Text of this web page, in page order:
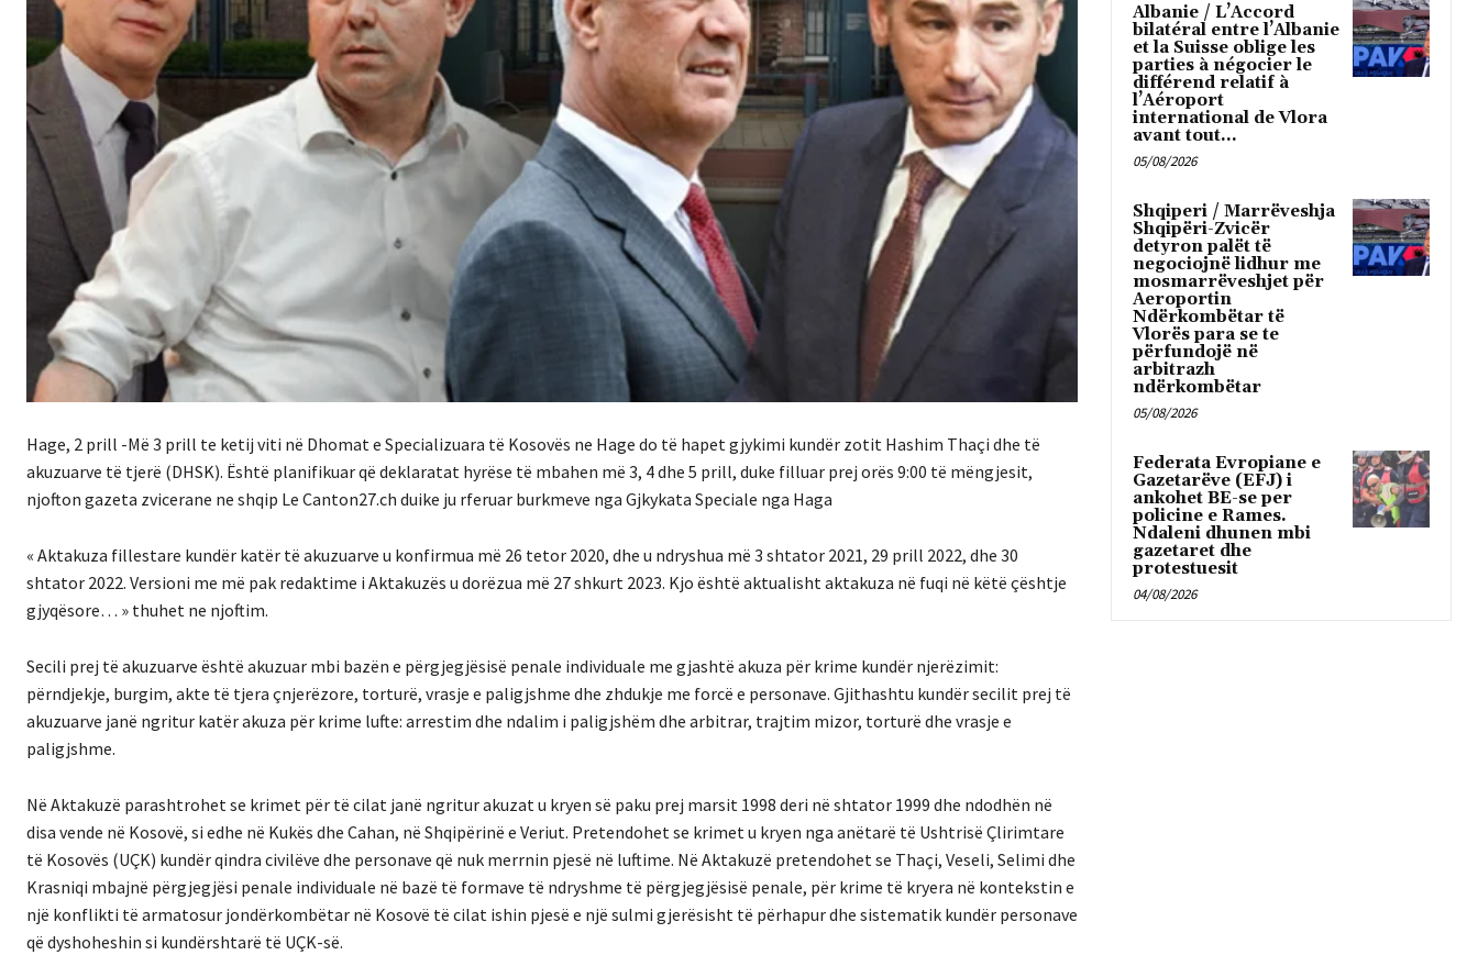
Hage, 2 prill -Më 3 prill te ketij viti në Dhomat e Specializuara të Kosovës ne Hage do të hapet gjykimi kundër zotit Hashim Thaçi dhe të
akuzuarve të tjerë (DHSK). Është planifikuar që deklaratat hyrëse të mbahen më 3, 4 dhe 5 prill, duke filluar prej orës 9:00 të mëngjesit,
njofton gazeta zvicerane ne shqip Le Canton27.ch duike ju rferuar burkmeve nga Gjkykata Speciale nga Haga
« Aktakuza fillestare kundër katër të akuzuarve u konfirmua më 26 tetor 2020, dhe u ndryshua më 3 shtator 2021, 29 prill 2022, dhe 30
shtator 2022. Versioni me më pak redaktime i Aktakuzës u dorëzua më 27 shkurt 2023. Kjo është aktualisht aktakuza në fuqi në këtë çështje
gjyqësore… » thuhet ne njoftim.
Secili prej të akuzuarve është akuzuar mbi bazën e përgjegjësisë penale individuale me gjashtë akuza për krime kundër njerëzimit:
përndjekje, burgim, akte të tjera çnjerëzore, torturë, vrasje e paligjshme dhe zhdukje me forcë e personave. Gjithashtu kundër secilit prej të
akuzuarve janë ngritur katër akuza për krime lufte: arrestim dhe ndalim i paligjshëm dhe arbitrar, trajtim mizor, torturë dhe vrasje e
paligjshme.
Në Aktakuzë parashtrohet se krimet për të cilat janë ngritur akuzat u kryen së paku prej marsit 1998 deri në shtator 1999 dhe ndodhën në
disa vende në Kosovë, si edhe në Kukës dhe Cahan, në Shqipërinë e Veriut. Pretendohet se krimet u kryen nga anëtarë të Ushtrisë Çlirimtare
të Kosovës (UÇK) kundër qindra civilëve dhe personave që nuk merrnin pjesë në luftime. Në Aktakuzë pretendohet se Thaçi, Veseli, Selimi dhe
Krasniqi mbajnë përgjegjësi penale individuale në bazë të formave të ndryshme të përgjegjësisë penale, për krime të kryera në kontekstin e
një konflikti të armatosur jondërkombëtar në Kosovë të cilat ishin pjesë e një sulmi gjerësisht të përhapur dhe sistematik kundër personave
që dyshoheshin si kundërshtarë të UÇK-së.
Albanie / L’Accord
bilatéral entre l’Albanie
et la Suisse oblige les
parties à négocier le
différend relatif à
l’Aéroport
international de Vlora
avant tout...
05/08/2026
Shqiperi / Marrëveshja
Shqipëri-Zvicër
detyron palët të
negociojnë lidhur me
mosmarrëveshjet për
Aeroportin
Ndërkombëtar të
Vlorës para se te
përfundojë në
arbitrazh
ndërkombëtar
05/08/2026
Federata Evropiane e
Gazetarëve (EFJ) i
ankohet BE-se per
policine e Rames.
Ndaleni dhunen mbi
gazetaret dhe
protestuesit
04/08/2026